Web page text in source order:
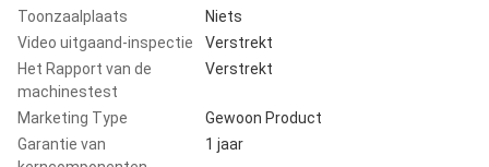
Toonzaalplaats
Niets
Video uitgaand-inspectie
Verstrekt
Het Rapport van de
machinestest
Verstrekt
Marketing Type
Gewoon Product
Garantie van
1 jaar